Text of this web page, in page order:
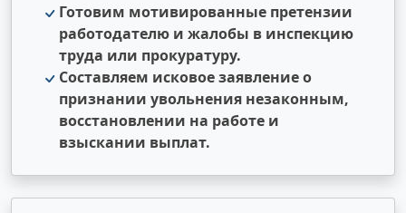
Готовим мотивированные претензии
работодателю и жалобы в инспекцию
труда или прокуратуру.
Составляем исковое заявление о
признании увольнения незаконным,
восстановлении на работе и
взыскании выплат.